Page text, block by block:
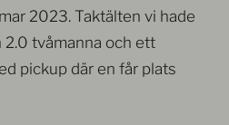
2023. Taktälten vi hade
tvåmanna och ett
pickup där en får plats